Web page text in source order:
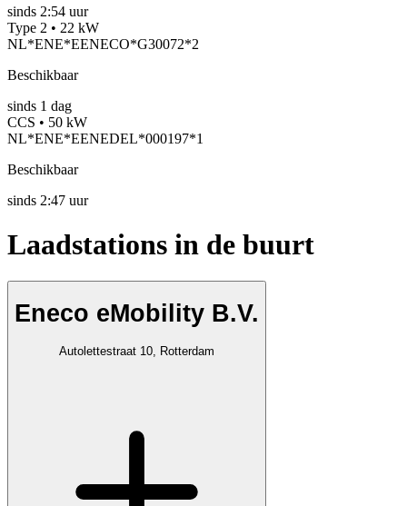
sinds 2:54 uur
Type 2 • 22 kW
NL*ENE*EENECO*G30072*2
Beschikbaar
sinds 1 dag
CCS • 50 kW
NL*ENE*EENEDEL*000197*1
Beschikbaar
sinds 2:47 uur
Laadstations in de buurt
Eneco eMobility B.V.
Autolettestraat 10, Rotterdam